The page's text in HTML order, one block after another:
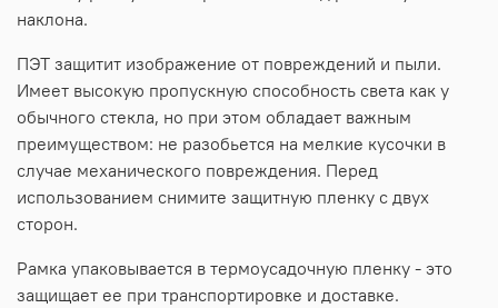
наклона.
ПЭТ защитит изображение от повреждений и пыли.
Имеет высокую пропускную способность света как у
обычного стекла, но при этом обладает важным
преимуществом: не разобьется на мелкие кусочки в
случае механического повреждения. Перед
использованием снимите защитную пленку с двух
сторон.
Рамка упаковывается в термоусадочную пленку - это
защищает ее при транспортировке и доставке.